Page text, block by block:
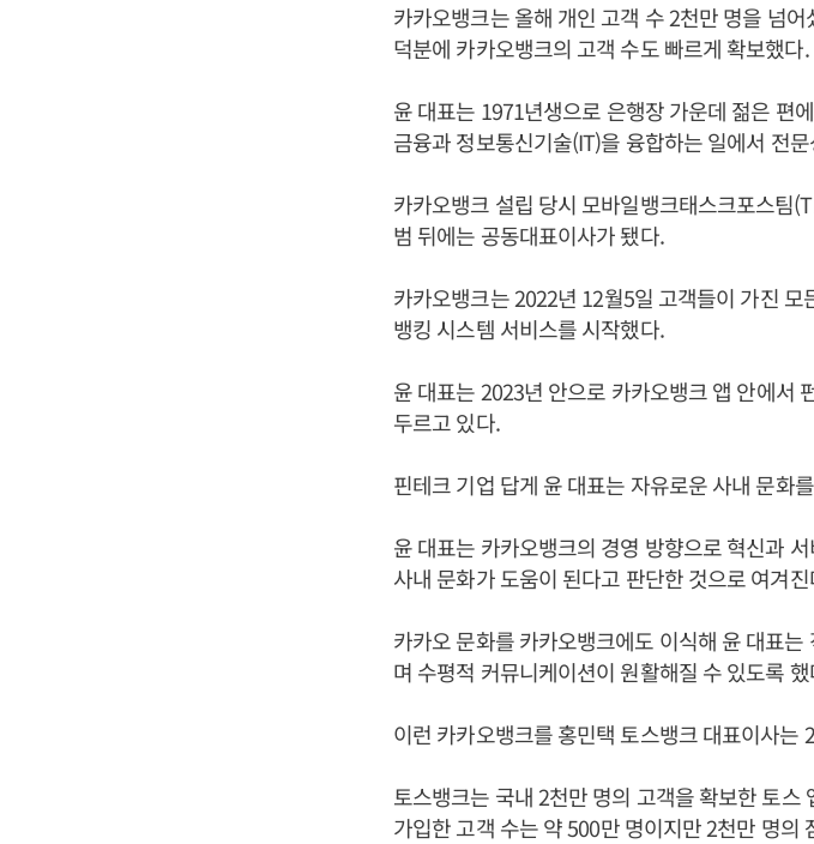
카카오뱅크는 올해 개인 고객 수 2천만 명을 넘
덕분에 카카오뱅크의 고객 수도 빠르게 확보했다.
윤 대표는 1971년생으로 은행장 가운데 젊은 편
금융과 정보통신기술(IT)을 융합하는 일에서 전
카카오뱅크 설립 당시 모바일뱅크태스크포스팀
범 뒤에는 공동대표이사가 됐다.
카카오뱅크는 2022년 12월5일 고객들이 가진
뱅킹 시스템 서비스를 시작했다.
윤 대표는 2023년 안으로 카카오뱅크 앱 안에서
두르고 있다.
핀테크 기업 답게 윤 대표는 자유로운 사내 문화
윤 대표는 카카오뱅크의 경영 방향으로 혁신과
사내 문화가 도움이 된다고 판단한 것으로 여겨
카카오 문화를 카카오뱅크에도 이식해 윤 대표
며 수평적 커뮤니케이션이 원활해질 수 있도록
이런 카카오뱅크를 홍민택 토스뱅크 대표이사는
토스뱅크는 국내 2천만 명의 고객을 확보한 토
가입한 고객 수는 약 500만 명이지만 2천만 명의